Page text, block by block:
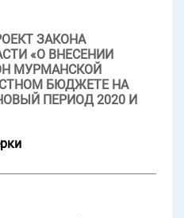
ЗАКОНА
«О ВНЕСЕНИИ
МУРМАНСКОЙ
БЮДЖЕТЕ НА
ПЕРИОД 2020 И